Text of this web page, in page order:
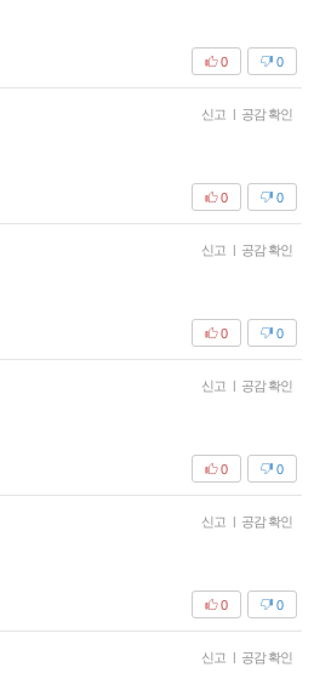
0
0
신고 | 공감 확인
0
0
신고 | 공감 확인
0
0
신고 | 공감 확인
0
0
신고 | 공감 확인
0
0
신고 | 공감 확인